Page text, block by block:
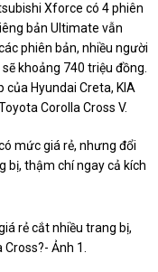
Xforce có 4 phiên
bản Ultimate vẫn
phiên bản, nhiều người
khoảng 740 triệu đồng.
Hyundai Creta, KIA
Corolla Cross V.
mức giá rẻ, nhưng đổi
bị, thậm chí ngay cả kích